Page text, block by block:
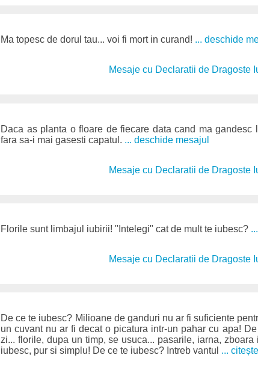
Ma topesc de dorul tau... voi fi mort in curand! ... deschide
Mesaje cu Declaratii de Dragoste
Daca as planta o floare de fiecare data cand ma
fara sa-i mai gasesti capatul. ... deschide mesajul
Mesaje cu Declaratii de Dragoste
Florile sunt limbajul iubirii! "Intelegi" cat de mult te iubesc?
Mesaje cu Declaratii de Dragoste
De ce te iubesc? Milioane de ganduri nu ar fi suficiente
un cuvant nu ar fi decat o picatura intr-un pahar cu apa!
zi... florile, dupa un timp, se usuca... pasarile, iarna,
iubesc, pur si simplu! De ce te iubesc? Intreb vantul ...